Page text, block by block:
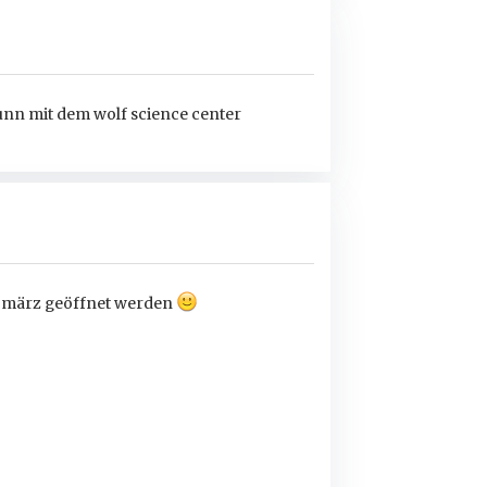
mit dem wolf science center
geöffnet werden